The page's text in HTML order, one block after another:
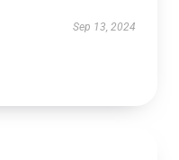
Sep 13, 2024